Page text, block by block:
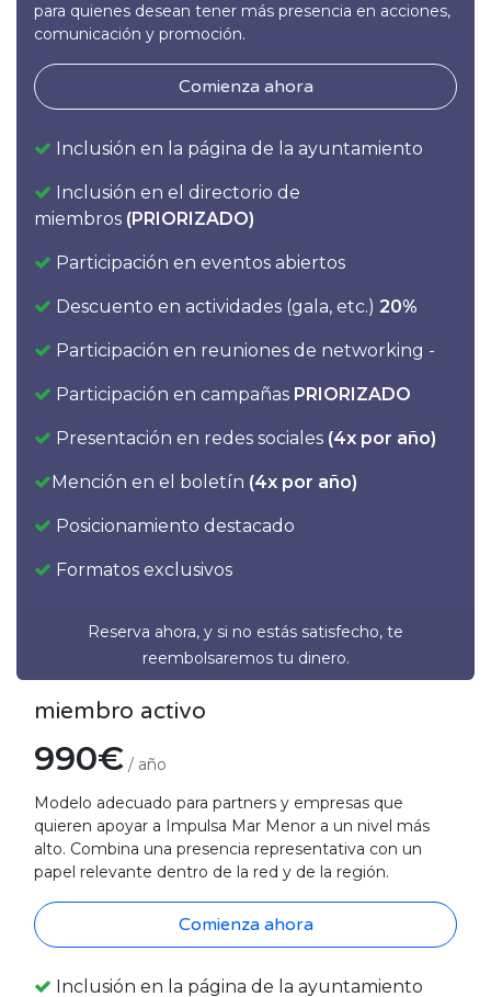
para quienes desean tener más presencia en acciones,
comunicación y promoción.
Comienza ahora
Inclusión en la página de la ayuntamiento
Inclusión en el directorio de
miembros (PRIORIZADO)
Participación en eventos abiertos
Descuento en actividades (gala, etc.) 20%
Participación en reuniones de networking -
Participación en campañas PRIORIZADO
Presentación en redes sociales (4x por año)
Mención en el boletín (4x por año)
Posicionamiento destacado
Formatos exclusivos
Reserva ahora, y si no estás satisfecho, te
reembolsaremos tu dinero.
miembro activo
990€ / año
Modelo adecuado para partners y empresas que
quieren apoyar a Impulsa Mar Menor a un nivel más
alto. Combina una presencia representativa con un
papel relevante dentro de la red y de la región.
Comienza ahora
Inclusión en la página de la ayuntamiento